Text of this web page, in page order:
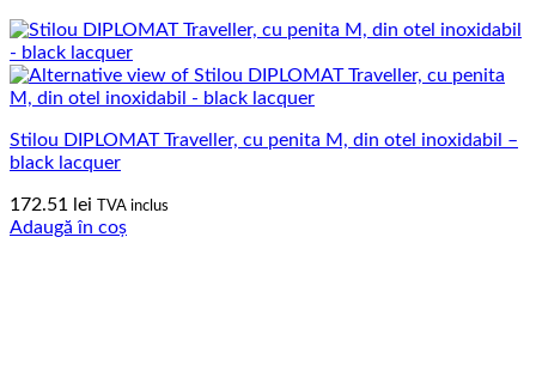
Stilou DIPLOMAT Traveller, cu penita M, din otel inoxidabil –
black lacquer
172.51 lei TVA inclus
Adaugă în coș